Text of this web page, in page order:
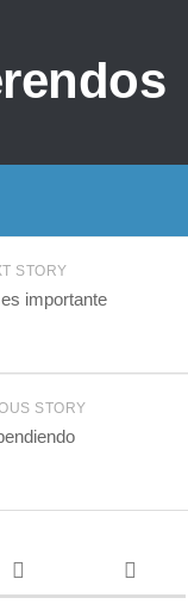
STORY
importante
STORY